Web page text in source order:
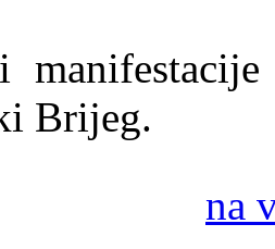
Brijeg.
na